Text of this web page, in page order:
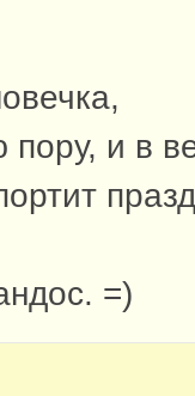
и в
=)